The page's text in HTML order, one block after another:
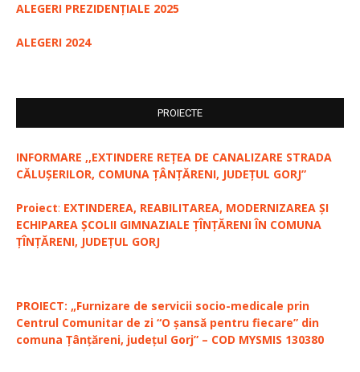
ALEGERI PREZIDENȚIALE 2025
ALEGERI 2024
PROIECTE
INFORMARE ,,EXTINDERE REȚEA DE CANALIZARE STRADA
CĂLUȘERILOR, COMUNA ȚÂNȚĂRENI, JUDEȚUL GORJ”
Proiect: EXTINDEREA, REABILITAREA, MODERNIZAREA ȘI
ECHIPAREA ȘCOLII GIMNAZIALE ȚÎNȚĂRENI ÎN COMUNA
ȚÎNȚĂRENI, JUDEȚUL GORJ
PROIECT: „Furnizare de servicii socio-medicale prin
Centrul Comunitar de zi “O șansă pentru fiecare” din
comuna Țânțăreni, județul Gorj” – COD MYSMIS 130380